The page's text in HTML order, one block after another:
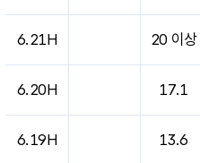
6.21H 20 이상
6.20H 17.1
6.19H 13.6